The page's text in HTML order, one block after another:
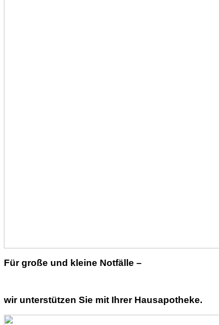
Für große und kleine Notfälle –
wir unterstützen Sie mit Ihrer Hausapotheke.